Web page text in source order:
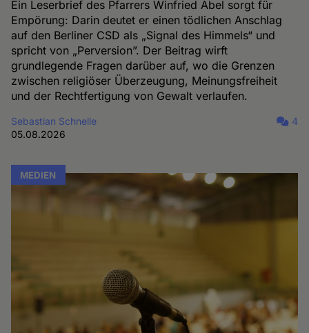
Ein Leserbrief des Pfarrers Winfried Abel sorgt für
Empörung: Darin deutet er einen tödlichen Anschlag
auf den Berliner CSD als „Signal des Himmels“ und
spricht von „Perversion”. Der Beitrag wirft
grundlegende Fragen darüber auf, wo die Grenzen
zwischen religiöser Überzeugung, Meinungsfreiheit
und der Rechtfertigung von Gewalt verlaufen.
Sebastian Schnelle
05.08.2026
4
MEDIEN